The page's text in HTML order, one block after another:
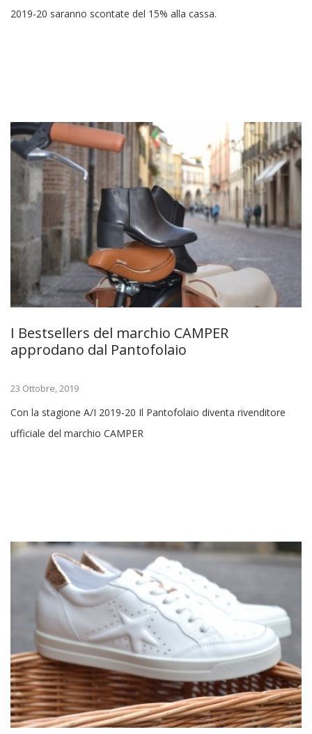
2019-20 saranno scontate del 15% alla cassa.
I Bestsellers del marchio CAMPER
approdano dal Pantofolaio
23 Ottobre, 2019
Con la stagione A/I 2019-20 Il Pantofolaio diventa rivenditore
ufficiale del marchio CAMPER